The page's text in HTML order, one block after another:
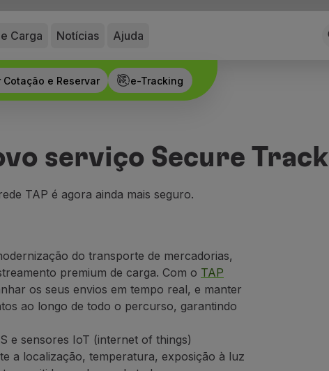
Carga Notícias Ajuda
Cotação e Reservar e-Tracking
serviço Secure Track
TAP é agora ainda mais seguro.
do transporte de mercadorias,
premium de carga. Com o TAP
os seus envios em tempo real, e manter
ao longo de todo o percurso, garantindo
e sensores IoT (internet of things)
a localização, temperatura, exposição à luz